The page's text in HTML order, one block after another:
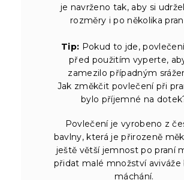
je navrženo tak, aby si
rozměry i po několika
Tip: Pokud to jde,
před použitím vyperte,
zamezilo případným
Jak změkčit povlečení při
bylo příjemné na
Povlečení je vyrobeno z
bavlny, která je přirozeně
ještě větší jemnost po praní
přidat malé množství aviváže
máchání.